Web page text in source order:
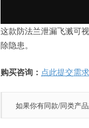
这款防法兰泄漏飞溅可
除隐患。
购买咨询： 点此提交需
如果你有同款/同类产品